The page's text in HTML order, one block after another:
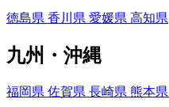
徳島県 香川県 愛媛県 高知県
九州・沖縄
福岡県 佐賀県 長崎県 熊本県